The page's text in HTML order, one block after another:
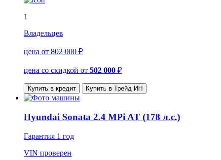
1
Владельцев
цена от 802 000 ₽
цена со скидкой от 502 000 ₽
Купить в кредит Купить в Трейд ИН
Hyundai Sonata 2.4 MPi AT (178 л.с.)
Гарантия 1 год
VIN проверен